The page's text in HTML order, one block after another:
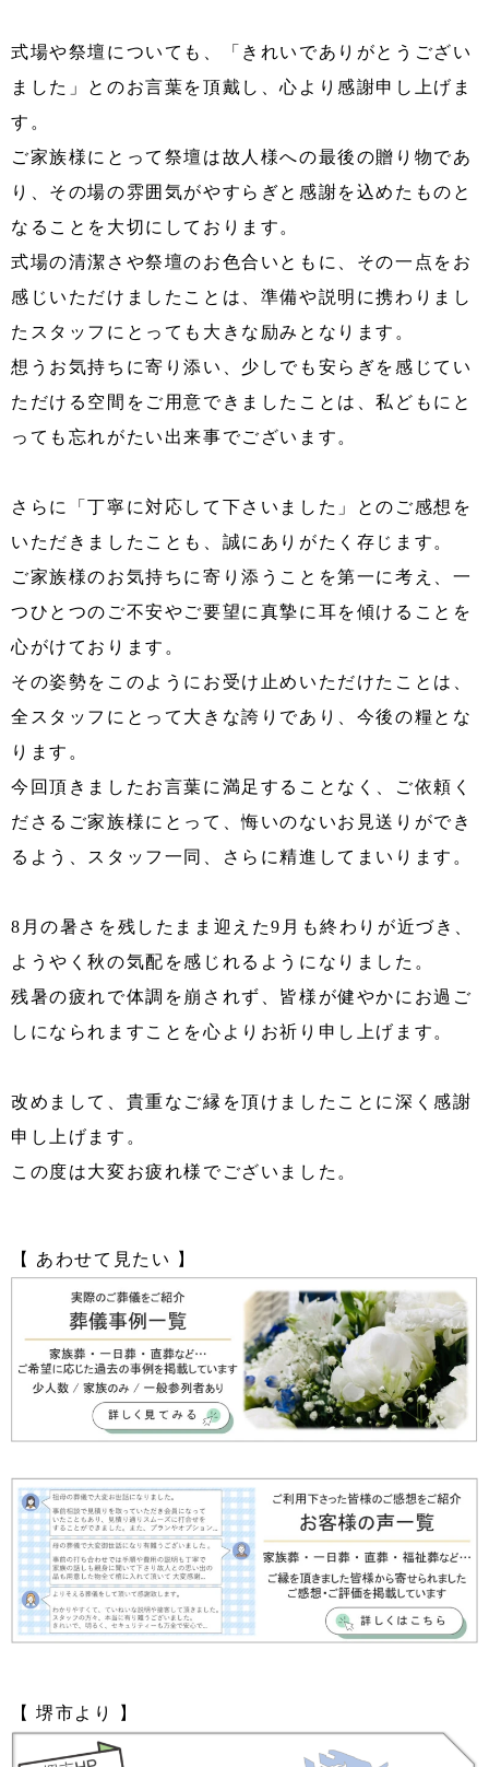
式場や祭壇についても、「きれいでありがとうござい
ました」とのお言葉を頂戴し、心より感謝申し上げま
す。
ご家族様にとって祭壇は故人様への最後の贈り物であ
り、その場の雰囲気がやすらぎと感謝を込めたものと
なることを大切にしております。
式場の清潔さや祭壇のお色合いともに、その一点をお
感じいただけましたことは、準備や説明に携わりまし
たスタッフにとっても大きな励みとなります。
想うお気持ちに寄り添い、少しでも安らぎを感じてい
ただける空間をご用意できましたことは、私どもにと
っても忘れがたい出来事でございます。
さらに「丁寧に対応して下さいました」とのご感想を
いただきましたことも、誠にありがたく存じます。
ご家族様のお気持ちに寄り添うことを第一に考え、一
つひとつのご不安やご要望に真摯に耳を傾けることを
心がけております。
その姿勢をこのようにお受け止めいただけたことは、
全スタッフにとって大きな誇りであり、今後の糧とな
ります。
今回頂きましたお言葉に満足することなく、ご依頼く
ださるご家族様にとって、悔いのないお見送りができ
るよう、スタッフ一同、さらに精進してまいります。
8月の暑さを残したまま迎えた9月も終わりが近づき、
ようやく秋の気配を感じれるようになりました。
残暑の疲れで体調を崩されず、皆様が健やかにお過ご
しになられますことを心よりお祈り申し上げます。
改めまして、貴重なご縁を頂けましたことに深く感謝
申し上げます。
この度は大変お疲れ様でございました。
【 あわせて見たい 】
【 堺市より 】